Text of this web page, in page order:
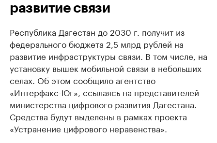
развитие связи
Республика Дагестан до 2030 г. получит из
федерального бюджета 2,5 млрд рублей на
развитие инфраструктуры связи. В том числе, на
установку вышек мобильной связи в небольших
селах. Об этом сообщило агентство
«Интерфакс-Юг», ссылаясь на представителей
министерства цифрового развития Дагестана.
Средства будут выделены в рамках проекта
«Устранение цифрового неравенства».